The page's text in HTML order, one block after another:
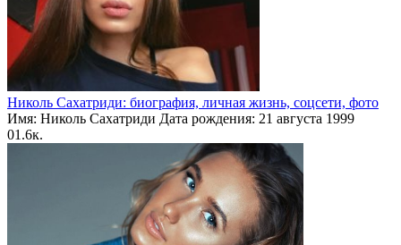
Николь Сахатриди: биография, личная жизнь, соцсети, фото
Имя: Николь Сахатриди Дата рождения: 21 августа 1999
01.6к.